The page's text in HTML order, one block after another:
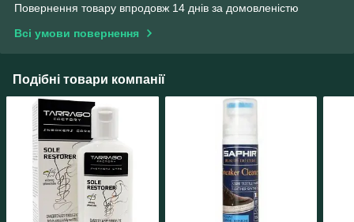
Повернення товару впродовж 14 днів за домовленістю
Всі умови повернення
Подібні товари компанії